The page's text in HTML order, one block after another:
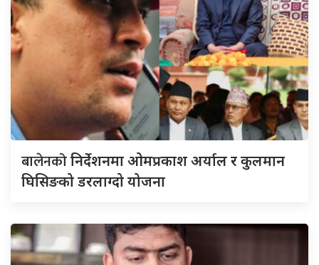
बालेनकोनिर्देशनमा ओमप्रकाश अर्याल र कुलमान
घिसिङको डरलाग्दो योजना